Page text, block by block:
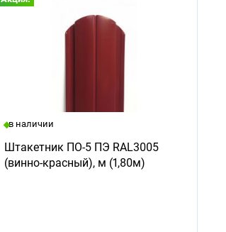
в наличии
Штакетник ПО-5 ПЭ RAL3005
(винно-красный), м (1,80м)